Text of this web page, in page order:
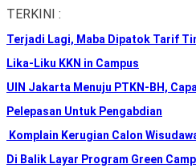
Skip
the
content
TERKINI :
Terjadi Lagi, Maba Dipatok Tarif
Lika-Liku KKN in Campus
UIN Jakarta Menuju PTKN-BH,
Pelepasan Untuk Pengabdian
Komplain Kerugian Calon
Di Balik Layar Program Green